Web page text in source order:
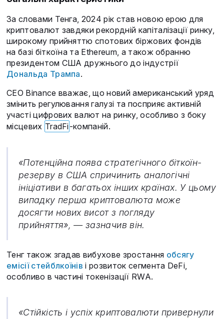
За словами Тенга, 2024 рік став новою ерою для
криптовалют завдяки рекордній капіталізації ринку,
широкому прийняттю спотових біржових фондів
на базі біткоїна та Ethereum, а також обранню
президентом США дружнього до індустрії
Дональда Трампа.
CEO Binance вважає, що новий американський уряд
змінить регулювання галузі та посприяє активній
участі цифрових валют на ринку, особливо з боку
місцевих TradFi-компаній.
«Потенційна поява стратегічного біткоїн-
резерву в США спричинить аналогічні
ініціативи в багатьох інших країнах. У цьому
випадку перша криптовалюта може
досягти нових висот з погляду
прийняття», — зазначив він.
Тенг також згадав вибухове зростання обсягу
емісії стейблкоїнів і розвиток сегмента DeFi,
особливо в частині токенізації RWA.
«Стійкість і успіх криптовалюти привернули